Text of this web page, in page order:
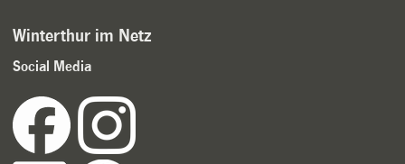
Winterthur im Netz
Social Media